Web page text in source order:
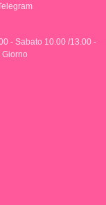
- Sabato 10.00 /13.00 -